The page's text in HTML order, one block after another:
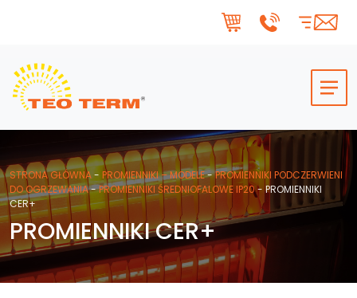
STRONA GŁÓWNA- PROMIENNIKI – MODELE-PROMIENNIKI PODCZERWIENI
DO OGRZEWANIA-PROMIENNIKI ŚREDNIOFALOWE IP20-PROMIENNIKI
CER+
PROMIENNIKI CER+